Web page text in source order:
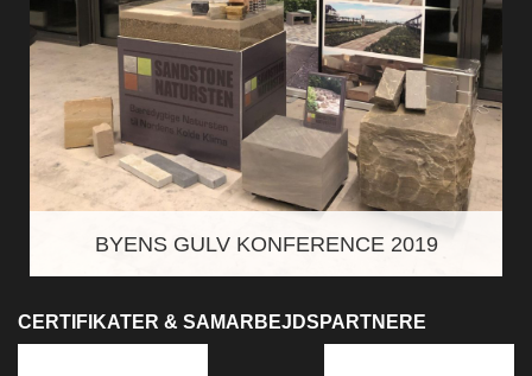
BYENS GULV KONFERENCE 2019
CERTIFIKATER & SAMARBEJDSPARTNERE